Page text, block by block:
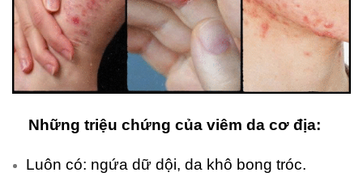
Những triệu chứng của viêm da cơ địa:
Luôn có: ngứa dữ dội, da khô bong tróc.